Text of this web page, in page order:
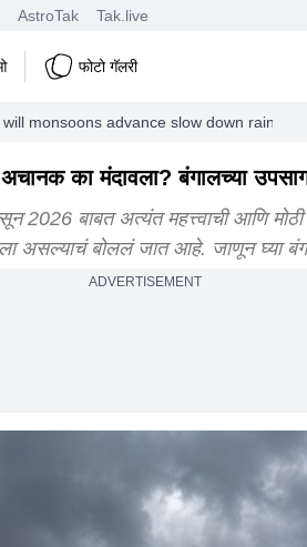
AstroTak Tak.live
फोटो गॅलरी
monsoons advance slow down
का मंदावला? बंगालच्या
बाबत अत्यंत महत्त्वाची आणि
असल्याचं बोललं जात आहे. जाणून घ्या
ADVERTISEMENT